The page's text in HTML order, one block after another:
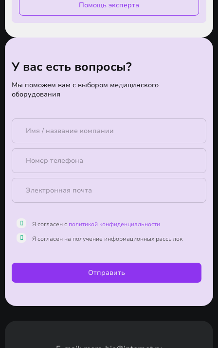
Помощь эксперта
У вас есть вопросы?
Мы поможем вам с выбором медицинского
оборудования
Отправить
Я согласен с политикой конфиденциальности
Я согласен на получение информационных рассылок